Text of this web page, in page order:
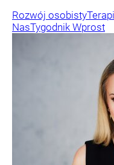
Rozwój osobisty
NasTygodnik Wprost